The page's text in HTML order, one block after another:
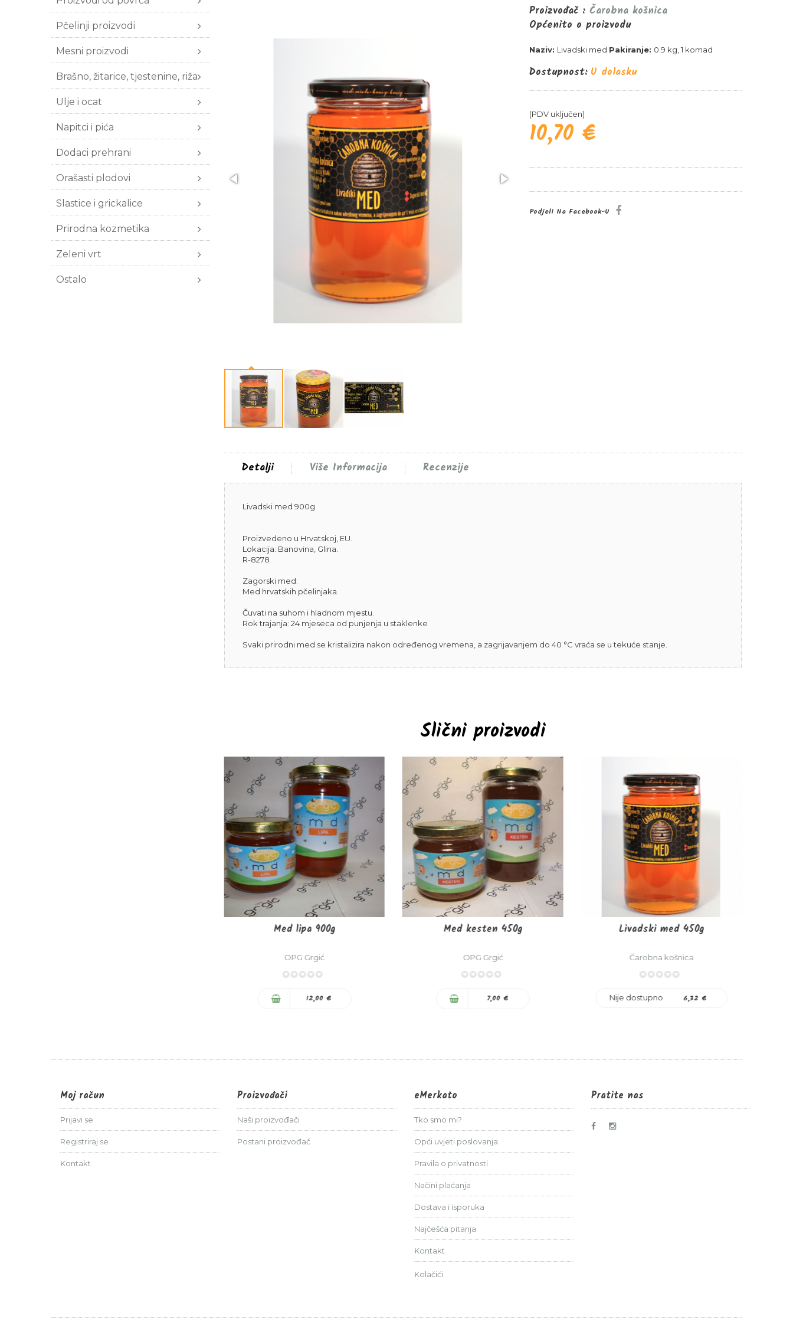
Proizvođač :Čarobna košnica
Općenito o proizvodu
Naziv: Livadski med Pakiranje: 0.9 kg, 1 komad
Dostupnost: U dolasku
(PDV uključen)
10,70 €
Podjeli Na Facebook-U
Detalji
Livadski med 900g
Proizvedeno u Hrvatskoj, EU.
Lokacija: Banovina, Glina.
R-8278
Zagorski med.
Med hrvatskih pčelinjaka.
Čuvati na suhom i hladnom mjestu.
Rok trajanja: 24 mjeseca od punjenja u staklenke
Svaki prirodni med se kristalizira nakon određenog vremena, a zagrijavanjem do 40 °C vraća se u tekuće stanje.
Više Informacija Recenzije
Slični proizvodi
Med lipa 900g
OPG Grgić
12,00 €
Med kesten 450g
OPG Grgić
7,00 €
Livadski med 450g
Čarobna košnica
Nije dostupno
6,32 €
Pčelinji proizvodi
Mesni proizvodi
Brašno, žitarice, tjestenine, riža
Ulje i ocat
Napitci i pića
Dodaci prehrani
Orašasti plodovi
Slastice i grickalice
Prirodna kozmetika
Zeleni vrt
Ostalo
Moj račun
Prijavi se
Registriraj se
Kontakt
Proizvođači
Naši proizvođači
Postani proizvođač
eMerkato
Tko smo mi?
Opći uvjeti poslovanja
Pravila o privatnosti
Načini plaćanja
Dostava i isporuka
Najčešća pitanja
Kontakt
Kolačići
Pratite nas